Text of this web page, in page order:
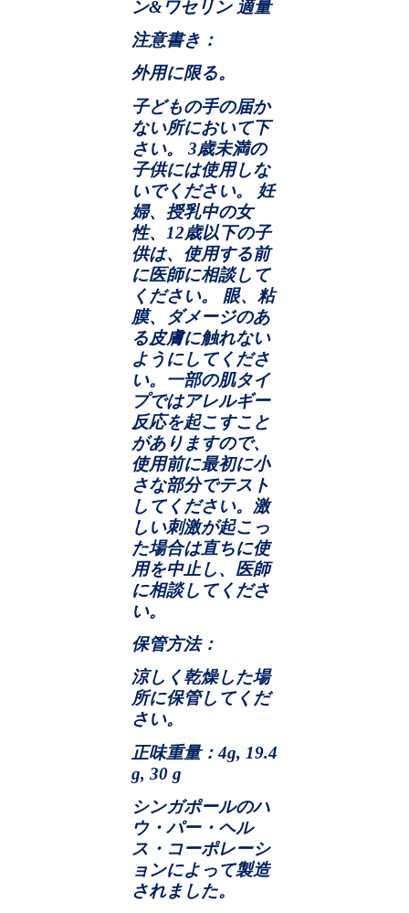
ン&ワセリン 適量
注意書き：
外用に限る。
子どもの手の届か
ない所において下
さい。
3歳未満の
子供には使用しな
いでください。 妊
婦、授乳中の女
性、 12歳以下の子
供は、使用する前
に医師に相談して
ください。 眼、粘
膜、ダメージのあ
る皮膚に触れない
ようにしてくださ
い。一部の肌タイ
プではアレルギー
反応を起こすこと
がありますので、
使用前に最初に小
さな部分でテスト
してください。激
しい刺激が起こっ
た場合は直ちに使
用を中止し、医師
に相談してくださ
い。
保管方法：
涼しく乾燥した場
所に保管してくだ
さい。
正味重量：4g, 19.4
g, 30 g
シンガポールのハ
ウ・パー・ヘル
ス・コーポレーシ
ョンによって製造
されました。